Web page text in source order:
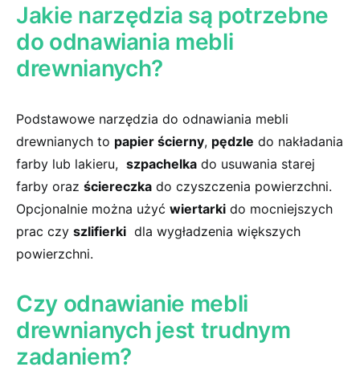
Jakie narzędzia ⁣są potrzebne
do odnawiania mebli
drewnianych?
Podstawowe⁣ narzędzia do odnawiania mebli
drewnianych to papier ścierny, pędzle do nakładania
farby lub lakieru, ‌ szpachelka do usuwania starej
farby oraz ściereczka do czyszczenia powierzchni.
Opcjonalnie można⁢ użyć wiertarki do mocniejszych‍
prac czy szlifierki ⁤ dla wygładzenia większych
powierzchni.
Czy odnawianie‍ mebli​
drewnianych⁤ jest trudnym
zadaniem?